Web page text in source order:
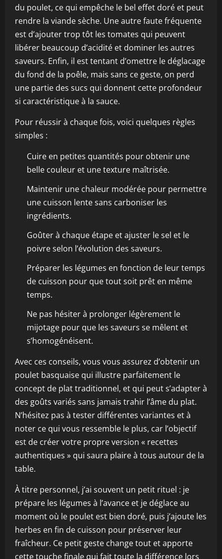
du poulet, ce qui empêche le bel effet doré et peut
rendre la viande sèche. Une autre faute fréquente
est d’ajouter trop tôt les tomates qui peuvent
libérer beaucoup d’acidité et dominer les autres
saveurs. Enfin, il est tentant d’omettre le déglacage
du fond de la poêle, mais sans ce geste, on perd
une partie des sucs qui donnent cette profondeur
si caractéristique à la sauce.
Pour réussir à chaque fois, voici quelques règles
simples :
Cuire en petites quantités pour obtenir une
belle couleur et une texture maîtrisée.
Maintenir une chaleur modérée pour permettre
une cuisson lente sans carboniser les
ingrédients.
Goûter à chaque étape et ajuster le sel et le
poivre selon l’évolution des saveurs.
Préparer les légumes en fonction de leur temps
de cuisson pour que tout soit prêt en même
temps.
Ne pas hésiter à prolonger légèrement le
mijotage pour que les saveurs se mêlent et
s’homogénéisent.
Avec ces conseils, vous vous assurez d’obtenir un
poulet basquaise qui illustre parfaitement le
concept de plat traditionnel, et qui peut s’adapter à
des goûts variés sans jamais trahir l’âme du plat.
N’hésitez pas à tester différentes variantes et à
noter ce qui vous ressemble le plus, car l’objectif
est de créer votre propre version « recettes
authentiques » qui saura plaire à tous autour de la
table.
À titre personnel, j’ai souvent un petit rituel : je
prépare les légumes à l’avance et je déglace au
moment où le poulet est bien doré, puis j’ajoute les
herbes en fin de cuisson pour préserver leur
fraîcheur. Ce petit geste change tout et apporte
cette touche finale qui fait toute la différence lors